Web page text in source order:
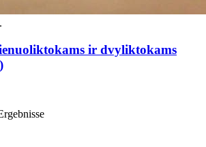
ir dvyliktokams